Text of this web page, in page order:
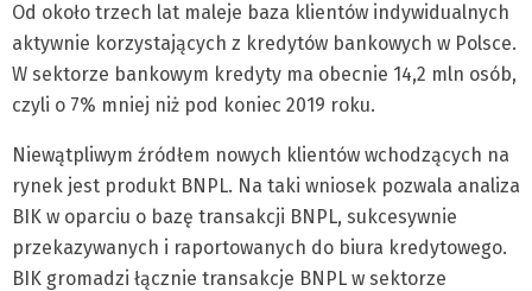
Od około trzech lat maleje baza klientów indywidualnych
aktywnie korzystających z kredytów bankowych w Polsce.
W sektorze bankowym kredyty ma obecnie 14,2 mln osób,
czyli o 7% mniej niż pod koniec 2019 roku.
Niewątpliwym źródłem nowych klientów wchodzących na
rynek jest produkt BNPL. Na taki wniosek pozwala analiza
BIK w oparciu o bazę transakcji BNPL, sukcesywnie
przekazywanych i raportowanych do biura kredytowego.
BIK gromadzi łącznie transakcje BNPL w sektorze